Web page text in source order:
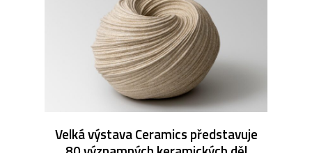
Velká výstava Ceramics představuje